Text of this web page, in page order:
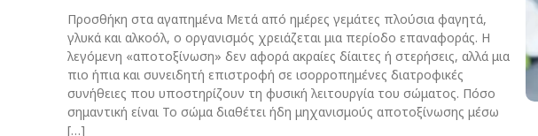
Προσθήκη στα αγαπημένα Μετά από ημέρες γεμάτες πλούσια φαγητά,
γλυκά και αλκοόλ, ο οργανισμός χρειάζεται μια περίοδο επαναφοράς. Η
λεγόμενη «αποτοξίνωση» δεν αφορά ακραίες δίαιτες ή στερήσεις, αλλά μια
πιο ήπια και συνειδητή επιστροφή σε ισορροπημένες διατροφικές
συνήθειες που υποστηρίζουν τη φυσική λειτουργία του σώματος. Πόσο
σημαντική είναι Το σώμα διαθέτει ήδη μηχανισμούς αποτοξίνωσης μέσω
[…]